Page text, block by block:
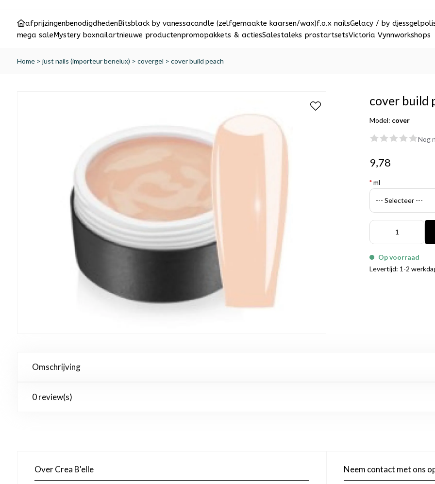
afprijzingenbenodigdhedenBitsblack by vanessacandle (zelfgemaakte kaarsen/wax)f.o.x nailsGelacy / by djess
mega saleMystery boxnailartnieuwe productenpromopakkets & actiesSalestaleks prostartsetsVictoria Vynnworkshops
Home > just nails (importeur benelux) > covergel > cover build peach
cover build
Model: cover
Nog
9,78
*ml
Op voorraad
Levertijd: 1-2
Omschrijving
0 review(s)
Over Crea B'elle Neem contact met ons